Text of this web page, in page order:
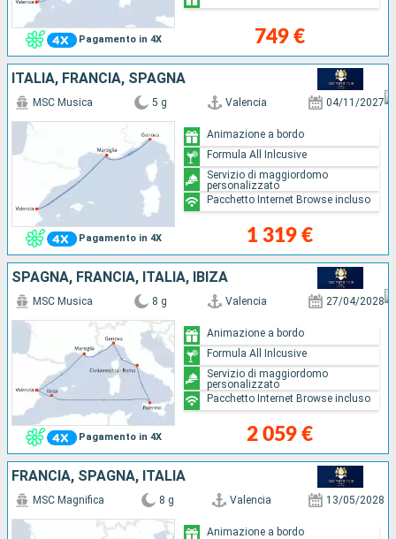
Pagamento in 4X 749 €
ITALIA, FRANCIA, SPAGNA
Pagamento in 4X
MSC Musica 5 g Valencia 04/11/2027
1 319 €
Animazione a bordo
Formula All Inlcusive
Servizio di maggiordomo
personalizzato
Pacchetto Internet Browse incluso
SPAGNA, FRANCIA, ITALIA, IBIZA
Pagamento in 4X
MSC Musica 8 g Valencia 27/04/2028
2 059 €
Animazione a bordo
Formula All Inlcusive
Servizio di maggiordomo
personalizzato
Pacchetto Internet Browse incluso
FRANCIA, SPAGNA, ITALIA
MSC Magnifica 8 g Valencia 13/05/2028
Animazione a bordo